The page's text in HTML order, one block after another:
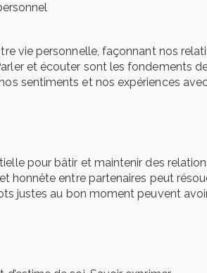
vie personnelle, façonnant nos
et écouter sont les fondements
sentiments et nos expériences
pour bâtir et maintenir des
honnête entre partenaires peut
justes au bon moment peuvent